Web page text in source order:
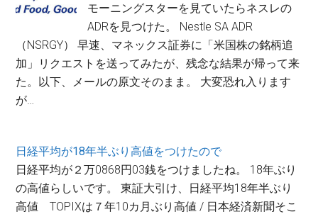
モーニングスターを見ていたらネスレの
ADRを見つけた。 Nestle SA ADR
（NSRGY） 早速、マネックス証券に「米国株の銘柄追
加」リクエストを送ってみたが、残念な結果が帰って来
た。以下、メールの原文そのまま。 大変恐れ入ります
が…
日経平均が18年半ぶり高値をつけたので
日経平均が２万0868円03銭をつけましたね。 18年ぶり
の高値らしいです。 東証大引け、日経平均18年半ぶり
高値 TOPIXは７年10カ月ぶり高値 / 日本経済新聞そこ